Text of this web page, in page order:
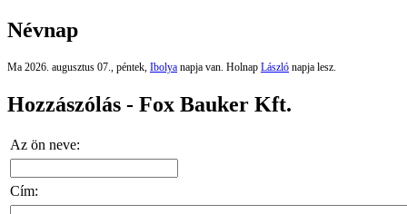
Névnap
Ma 2026. augusztus 07., péntek, Ibolya napja van. Holnap László napja lesz.
Hozzászólás - Fox Bauker Kft.
Az ön neve:
Cím: